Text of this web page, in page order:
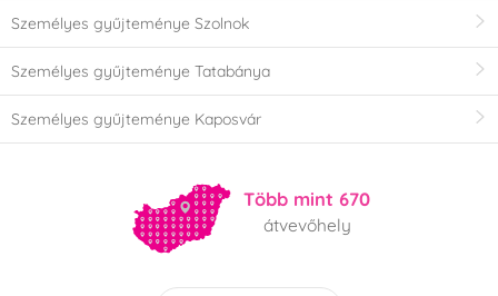
Személyes gyűjteménye Szolnok
Személyes gyűjteménye Tatabánya
Személyes gyűjteménye Kaposvár
Több mint 670
átvevőhely